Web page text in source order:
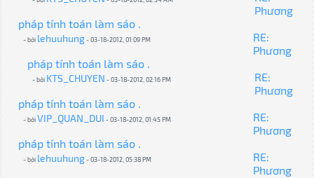
Phương
pháp tính toán làm sáo .
- bởi lehuuhung- 03-18-2012, 01:09 PM
RE:
Phương
pháp tính toán làm sáo .
- bởi KTS_CHUYEN - 03-18-2012, 02:16 PM
RE:
Phương
pháp tính toán làm sáo .
- bởiVIP_QUAN_DUI - 03-18-2012, 01:45 PM
RE:
Phương
pháp tính toán làm sáo .
- bởi lehuuhung- 03-18-2012, 05:38 PM
RE:
Phương